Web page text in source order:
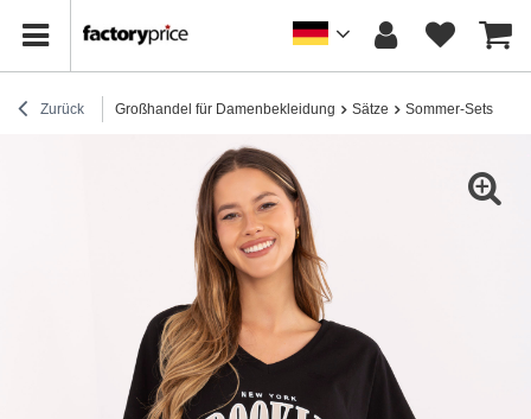
Zurück Großhandel für Damenbekleidung Sätze Sommer-Sets